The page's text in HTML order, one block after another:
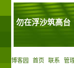
勿在浮沙筑高台
博客园 首页 联系 管